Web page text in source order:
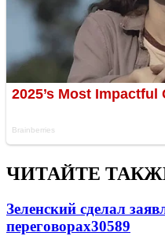
ЧИТАЙТЕ
Зеленский сделал
переговорах30589